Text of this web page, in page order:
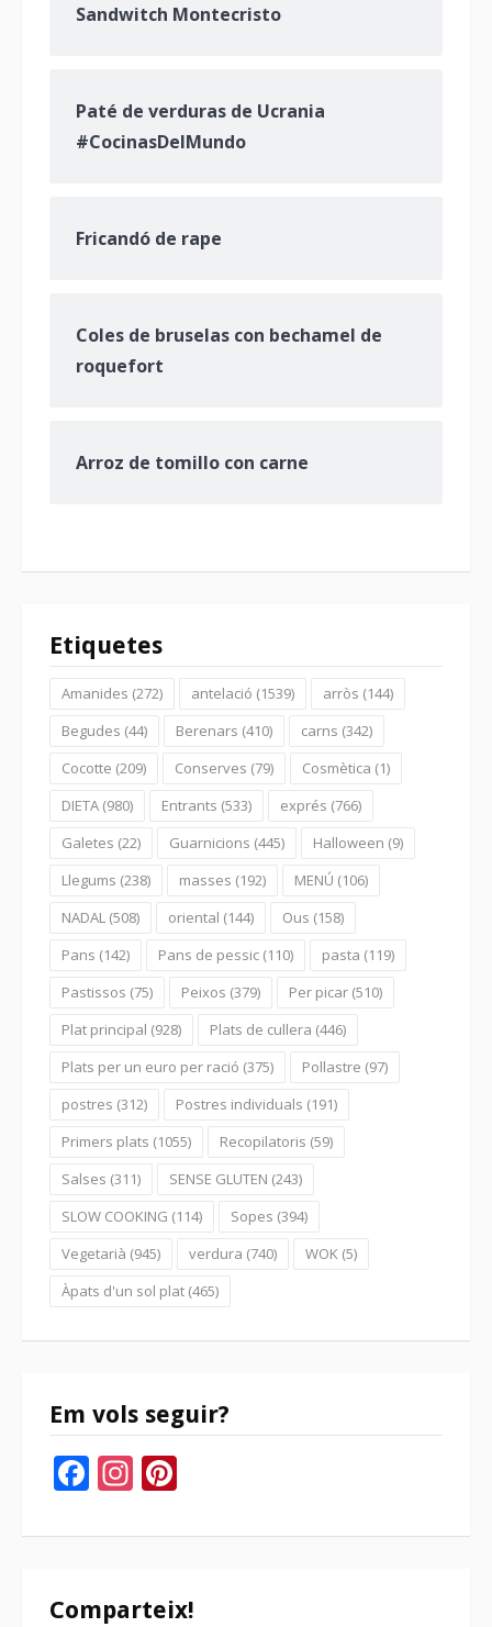
Sandwitch Montecristo
Paté de verduras de Ucrania
#CocinasDelMundo
Fricandó de rape
Coles de bruselas con bechamel de
roquefort
Arroz de tomillo con carne
Etiquetes
Amanides (272) antelació (1539) arròs (144)
Begudes (44) Berenars (410) carns (342)
Cocotte (209) Conserves (79) Cosmètica (1)
DIETA (980) Entrants (533) exprés (766)
Galetes (22) Guarnicions (445) Halloween (9)
Llegums (238) masses (192) MENÚ (106)
NADAL (508) oriental (144) Ous (158)
Pans (142) Pans de pessic (110) pasta (119)
Pastissos (75) Peixos (379) Per picar (510)
Plat principal (928) Plats de cullera (446)
Plats per un euro per ració (375) Pollastre (97)
postres (312) Postres individuals (191)
Primers plats (1055) Recopilatoris (59)
Salses (311) SENSE GLUTEN (243)
SLOW COOKING (114) Sopes (394)
Vegetarià (945) verdura (740) WOK (5)
Àpats d'un sol plat (465)
Em vols seguir?
Facebook
Instagram
Comparteix!